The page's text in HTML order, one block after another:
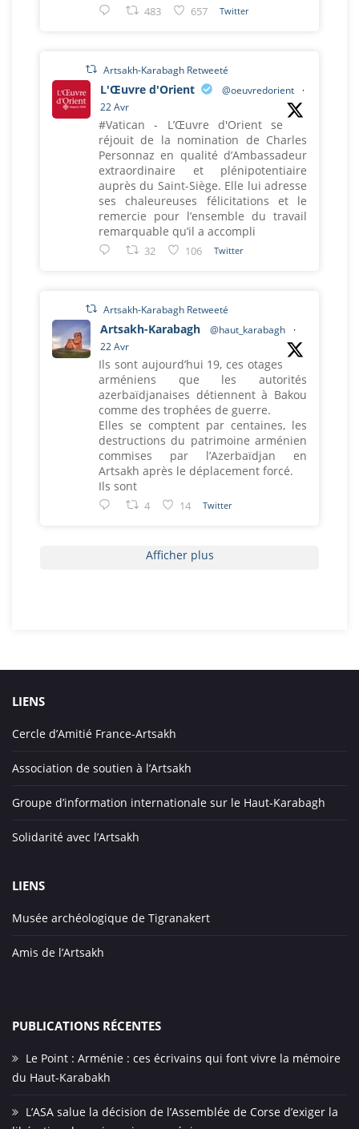
483 657 Twitter
Artsakh-Karabagh Retweeté
L'Œuvre d'Orient @oeuvredorient
·
22 Avr
#Vatican - L’Œuvre d'Orient se
réjouit de la nomination de Charles
Personnaz en qualité d’Ambassadeur
extraordinaire et plénipotentiaire
auprès du Saint-Siège. Elle lui adresse
ses chaleureuses félicitations et le
remercie pour l’ensemble du travail
remarquable qu’il a accompli
32 106 Twitter
Artsakh-Karabagh Retweeté
Artsakh-Karabagh @haut_karabagh
·
22 Avr
Ils sont aujourd’hui 19, ces otages
arméniens que les autorités
azerbaïdjanaises détiennent à Bakou
comme des trophées de guerre.
Elles se comptent par centaines, les
destructions du patrimoine arménien
commises par l’Azerbaïdjan en
Artsakh après le déplacement forcé.
Ils sont
4 14 Twitter
Afficher plus
LIENS
Cercle d’Amitié France-Artsakh
Association de soutien à l’Artsakh
Groupe d’information internationale sur le Haut-Karabagh
Solidarité avec l’Artsakh
LIENS
Musée archéologique de Tigranakert
Amis de l’Artsakh
PUBLICATIONS RÉCENTES
Le Point : Arménie : ces écrivains qui font vivre la mémoire
du Haut-Karabakh
L’ASA salue la décision de l’Assemblée de Corse d’exiger la